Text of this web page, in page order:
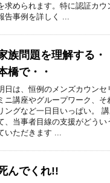
求められます。特に認証カウ
告事例を詳しく ...
族問題を理解する・
橋で・・
日は、恒例のメンズカウンセ
ニ講座やグループワーク、
ングなど一日目いっぱい。
、当事者目線の支援がどうい
いただきます ...
んでくれ!!